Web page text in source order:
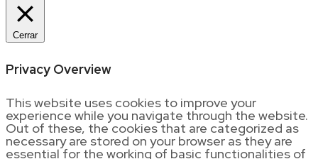
Cerrar
Privacy Overview
This website uses cookies to improve your
experience while you navigate through the website.
Out of these, the cookies that are categorized as
necessary are stored on your browser as they are
essential for the working of basic functionalities of